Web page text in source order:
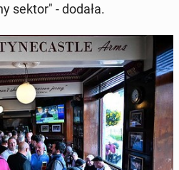
sektor" - dodała.